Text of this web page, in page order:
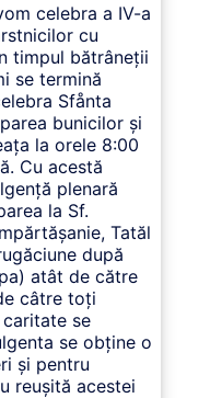
celebra a IV-a
cu
timpul bătrâneţii
se termină
Sfånta
bunicilor și
la orele 8:00
Cu acestă
plenară
la Sf.
Tatăl
după
atât de către
câtre toți
se
se obține o
și pentru
reușită acestei